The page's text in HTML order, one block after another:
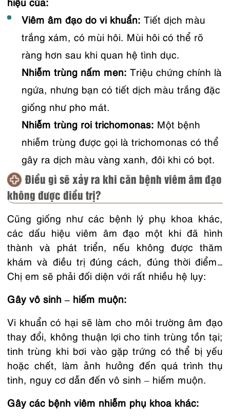
Viêm âm đạo do vi khuẩn: Tiết dịch màu
trắng xám, có mùi hôi. Mùi hôi có thể rõ
ràng hơn sau khi quan hệ tình dục.
Nhiễm trùng nấm men: Triệu chứng chính là
ngứa, nhưng bạn có tiết dịch màu trắng đặc
giống như pho mát.
Nhiễm trùng roi trichomonas: Một bệnh
nhiễm trùng được gọi là trichomonas có thể
gây ra dịch màu vàng xanh, đôi khi có bọt.
Điều gì sẽ xảy ra khi căn bệnh viêm âm đạo
không được điều trị?
Cũng giống như các bệnh lý phụ khoa khác,
các dấu hiệu viêm âm đạo một khi đã hình
thành và phát triển, nếu không được thăm
khám và điều trị đúng cách, đúng thời điểm…
Chị em sẽ phải đối diện với rất nhiều hệ lụy:
Gây vô sinh – hiếm muộn:
Vi khuẩn có hại sẽ làm cho môi trường âm đạo
thay đổi, không thuận lợi cho tinh trùng tồn tại;
tinh trùng khi bơi vào gặp trứng có thể bị yếu
hoặc chết, làm ảnh hưởng đến quá trình thụ
tinh, nguy cơ dẫn đến vô sinh – hiếm muộn
Gây các bệnh viêm nhiễm phụ khoa khác: